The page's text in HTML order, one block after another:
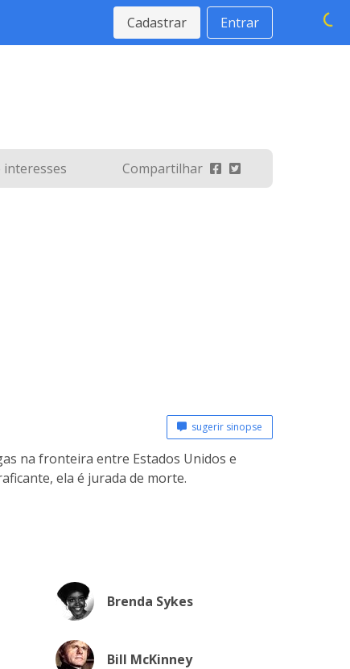
Cadastrar Entrar
Compartilhar
sugerir sinopse
na fronteira entre Estados Unidos e
ela é jurada de morte.
Brenda Sykes
Bill McKinney